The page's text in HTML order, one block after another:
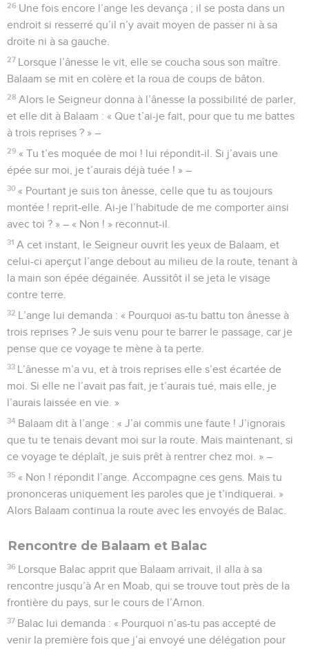
26 Une fois encore l’ange les devança ; il se posta dans un
endroit si resserré qu’il n’y avait moyen de passer ni à sa
droite ni à sa gauche.
27 Lorsque l’ânesse le vit, elle se coucha sous son maître.
Balaam se mit en colère et la roua de coups de bâton.
28 Alors le Seigneur donna à l’ânesse la possibilité de parler,
et elle dit à Balaam : « Que t’ai-je fait, pour que tu me battes
à trois reprises ? » –
29 « Tu t’es moquée de moi ! lui répondit-il. Si j’avais une
épée sur moi, je t’aurais déjà tuée ! » –
30 « Pourtant je suis ton ânesse, celle que tu as toujours
montée ! reprit-elle. Ai-je l’habitude de me comporter ainsi
avec toi ? » – « Non ! » reconnut-il.
31 A cet instant, le Seigneur ouvrit les yeux de Balaam, et
celui-ci aperçut l’ange debout au milieu de la route, tenant à
la main son épée dégainée. Aussitôt il se jeta le visage
contre terre.
32 L’ange lui demanda : « Pourquoi as-tu battu ton ânesse à
trois reprises ? Je suis venu pour te barrer le passage, car je
pense que ce voyage te mène à ta perte.
33 L’ânesse m’a vu, et à trois reprises elle s’est écartée de
moi. Si elle ne l’avait pas fait, je t’aurais tué, mais elle, je
l’aurais laissée en vie. »
34 Balaam dit à l’ange : « J’ai commis une faute ! J’ignorais
que tu te tenais devant moi sur la route. Mais maintenant, si
ce voyage te déplaît, je suis prêt à rentrer chez moi. » –
35 « Non ! répondit l’ange. Accompagne ces gens. Mais tu
prononceras uniquement les paroles que je t’indiquerai. »
Alors Balaam continua la route avec les envoyés de Balac.
Rencontre de Balaam et Balac
36 Lorsque Balac apprit que Balaam arrivait, il alla à sa
rencontre jusqu’à Ar en Moab, qui se trouve tout près de la
frontière du pays, sur le cours de l’Arnon.
37 Balac lui demanda : « Pourquoi n’as-tu pas accepté de
venir la première fois que j’ai envoyé une délégation pour